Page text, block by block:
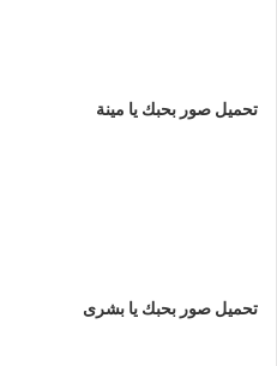
تحميل صور بحبك يا مينة
تحميل صور بحبك يا بشرى